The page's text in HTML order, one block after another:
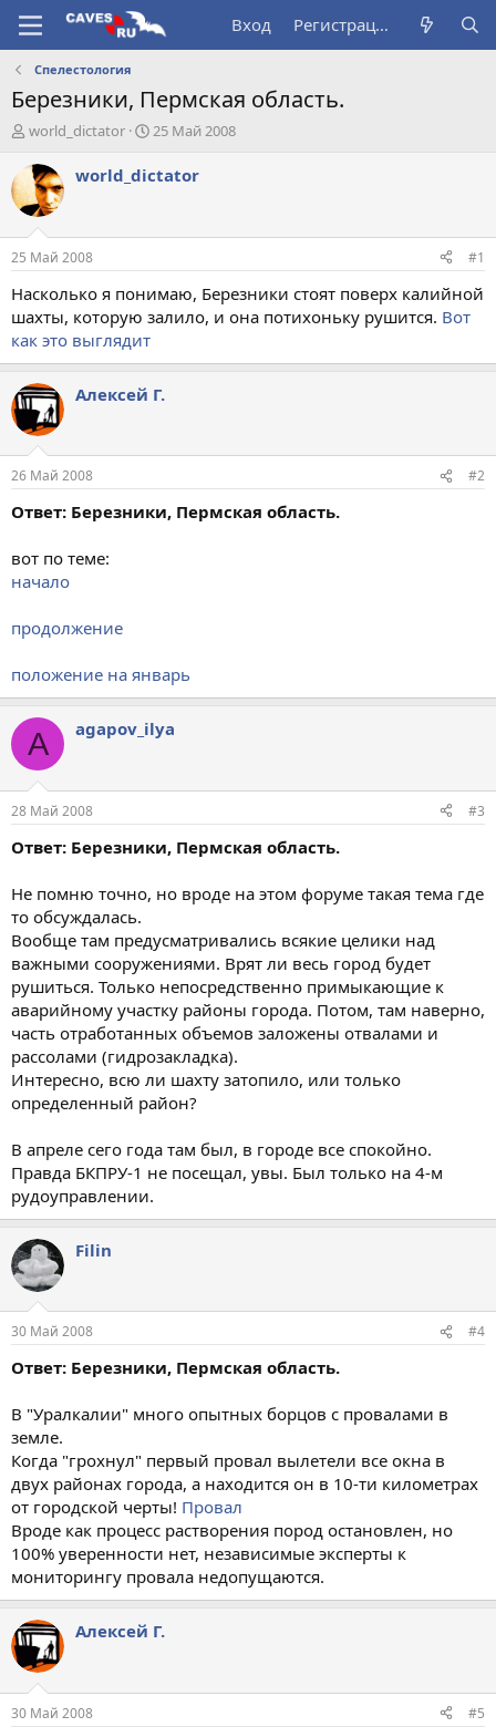
Вход Регистрация
Спелестология
Березники, Пермская область.
А
т
о
р
т
е
м
ы
world_dictator
Д
т
а
л
25 Май 2008
world_dictator
25 Май 2008 #1
Насколько я понимаю, Березники стоят поверх калийной
шахты, которую залило, и она потихоньку рушится. Вот
как это выглядит
Алексей Г.
26 Май 2008 #2
Ответ: Березники, Пермская область.
вот по теме:
начало
продолжение
положение на январь
A agapov_ilya
28 Май 2008 #3
Ответ: Березники, Пермская область.
Не помню точно, но вроде на этом форуме такая тема где
то обсуждалась.
Вообще там предусматривались всякие целики над
важными сооружениями. Врят ли весь город будет
рушиться. Только непосредственно примыкающие к
аварийному участку районы города. Потом, там наверно,
часть отработанных объемов заложены отвалами и
рассолами (гидрозакладка).
Интересно, всю ли шахту затопило, или только
определенный район?
В апреле сего года там был, в городе все спокойно.
Правда БКПРУ-1 не посещал, увы. Был только на 4-м
рудоуправлении.
Filin
30 Май 2008 #4
Ответ: Березники, Пермская область.
В "Уралкалии" много опытных борцов с провалами в
земле.
Когда "грохнул" первый провал вылетели все окна в
двух районах города, а находится он в 10-ти километрах
от городской черты! Провал
Вроде как процесс растворения пород остановлен, но
100% уверенности нет, независимые эксперты к
мониторингу провала недопущаются.
Алексей Г.
30 Май 2008 #5